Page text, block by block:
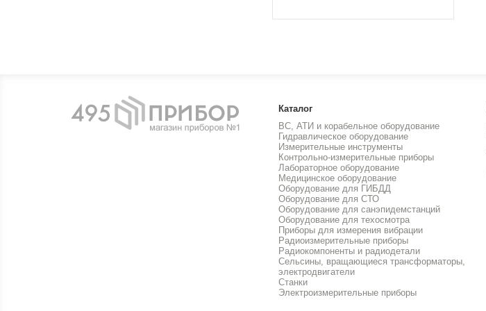
Каталог
ВС, АТИ и корабельное оборудование
Гидравлическое оборудование
Измерительные инструменты
Контрольно-измерительные приборы
Лабораторное оборудование
Медицинское оборудование
Оборудование для ГИБДД
Оборудование для СТО
Оборудование для санэпидемстанций
Оборудование для техосмотра
Приборы для измерения вибрации
Радиоизмерительные приборы
Радиокомпоненты и радиодетали
Сельсины, вращающиеся трансформаторы,
электродвигатели
Станки
Электроизмерительные приборы